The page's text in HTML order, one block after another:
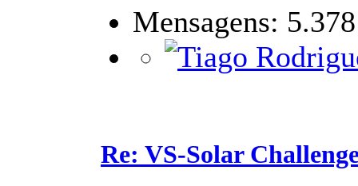
Mensagens: 5.378
Re: VS-Solar